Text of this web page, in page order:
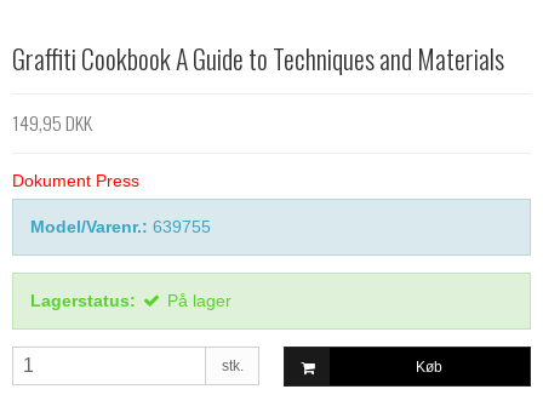
Graffiti Cookbook A Guide to Techniques and Materials
149,95 DKK
Dokument Press
Model/Varenr.: 639755
Lagerstatus: På lager
stk. Køb